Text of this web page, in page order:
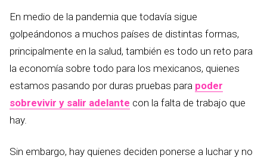
En medio de la pandemia que todavía sigue
golpeándonos a muchos países de distintas formas,
principalmente en la salud, también es todo un reto para
la economía sobre todo para los mexicanos, quienes
estamos pasando por duras pruebas para poder
sobrevivir y salir adelante con la falta de trabajo que
hay.
Sin embargo, hay quienes deciden ponerse a luchar y no